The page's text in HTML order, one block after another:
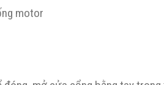
motor